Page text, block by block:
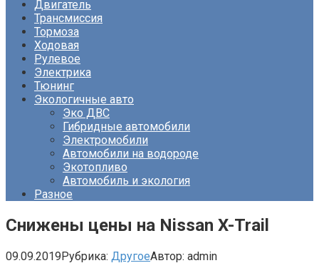
Двигатель
Трансмиссия
Тормоза
Ходовая
Рулевое
Электрика
Тюнинг
Экологичные авто
Эко ДВС
Гибридные автомобили
Электромобили
Автомобили на водороде
Экотопливо
Автомобиль и экология
Разное
Снижены цены на Nissan X-Trail
09.09.2019Рубрика: ДругоеАвтор: admin